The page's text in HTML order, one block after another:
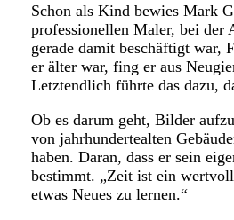
Schon als Kind bewies Mark
professionellen Maler, bei der
gerade damit beschäftigt war,
er älter war, fing er aus
Letztendlich führte das dazu,
Ob es darum geht, Bilder
von jahrhundertealten
haben. Daran, dass er sein
bestimmt. „Zeit ist ein
etwas Neues zu lernen.“